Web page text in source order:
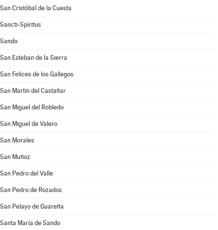
San Cristóbal de la Cuesta
Sancti-Spíritus
Sando
San Esteban de la Sierra
San Felices de los Gallegos
San Martín del Castañar
San Miguel del Robledo
San Miguel de Valero
San Morales
San Muñoz
San Pedro del Valle
San Pedro de Rozados
San Pelayo de Guareña
Santa María de Sando